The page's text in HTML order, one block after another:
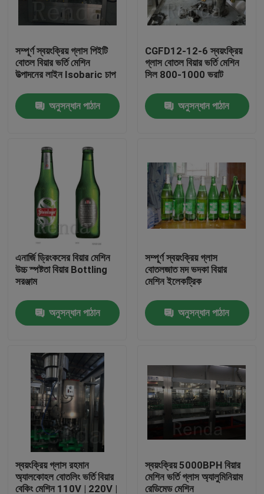
পণ্য
আমাদের সম্পর্কে
কারখানা ভ্রমণ
মান নিয়ন্ত্রণ
উদ্ধৃতির জন্য আবেদন
Company News
মেশিন ফিলিং করতে পারেন
বিয়ার ফিলিং মেশিন
সম্পূর্ণ স্বয়ংক্রিয় গ্লাস পিইটি
বোতল বিয়ার ভর্তি মেশিন
উত্পাদনের লাইন Isobaric চাপ
অনুসন্ধান পাঠান
CGFD12-12-6 স্বয়ংক্রিয়
গ্লাস বোতল বিয়ার ভর্তি মেশিন
সিল 800-1000 ভরাট
অনুসন্ধান পাঠান
এনার্জি ড্রিংকসের বিয়ার মেশিন
উচ্চ স্পষ্টতা বিয়ার Bottling
সরঞ্জাম
অনুসন্ধান পাঠান
সম্পূর্ণ স্বয়ংক্রিয় গ্লাস
বোতলজাত মদ ভদকা বিয়ার
মেশিন ইলেকট্রিক
অনুসন্ধান পাঠান
স্বয়ংক্রিয় গ্লাস রহমান
অ্যালকোহল বোতলিং ভর্তি বিয়ার
বেকিং মেশিন 110V | 220V |
স্বয়ংক্রিয় 5000BPH বিয়ার
মেশিন ভর্তি গ্লাস অ্যালুমিনিয়াম
রেডিমেড মেশিন